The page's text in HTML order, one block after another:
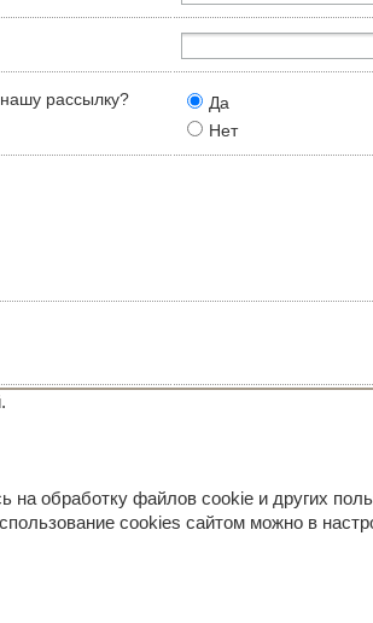
рассылку?
Да
Нет
обработку файлов cookie и других
cookies сайтом можно в